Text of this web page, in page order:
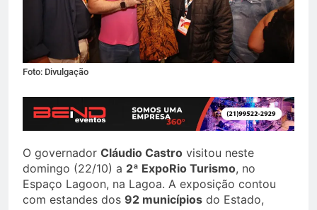
Foto: Divulgação
O governador Cláudio Castro visitou neste
domingo (22/10) a 2ª ExpoRio Turismo, no
Espaço Lagoon, na Lagoa. A exposição contou
com estandes dos 92 municípios do Estado,